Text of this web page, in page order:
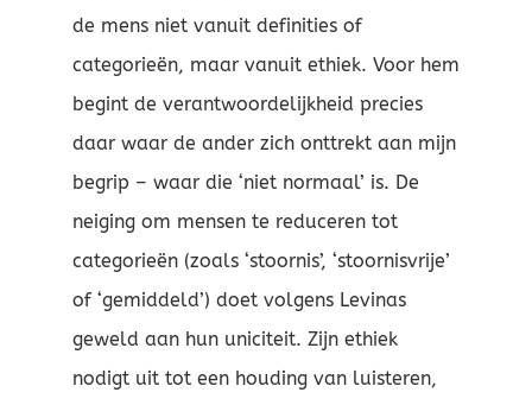
de mens niet vanuit definities of
categorieën, maar vanuit ethiek. Voor hem
begint de verantwoordelijkheid precies
daar waar de ander zich onttrekt aan mijn
begrip – waar die ‘niet normaal’ is. De
neiging om mensen te reduceren tot
categorieën (zoals ‘stoornis’, ‘stoornisvrije’
of ‘gemiddeld’) doet volgens Levinas
geweld aan hun uniciteit. Zijn ethiek
nodigt uit tot een houding van luisteren,